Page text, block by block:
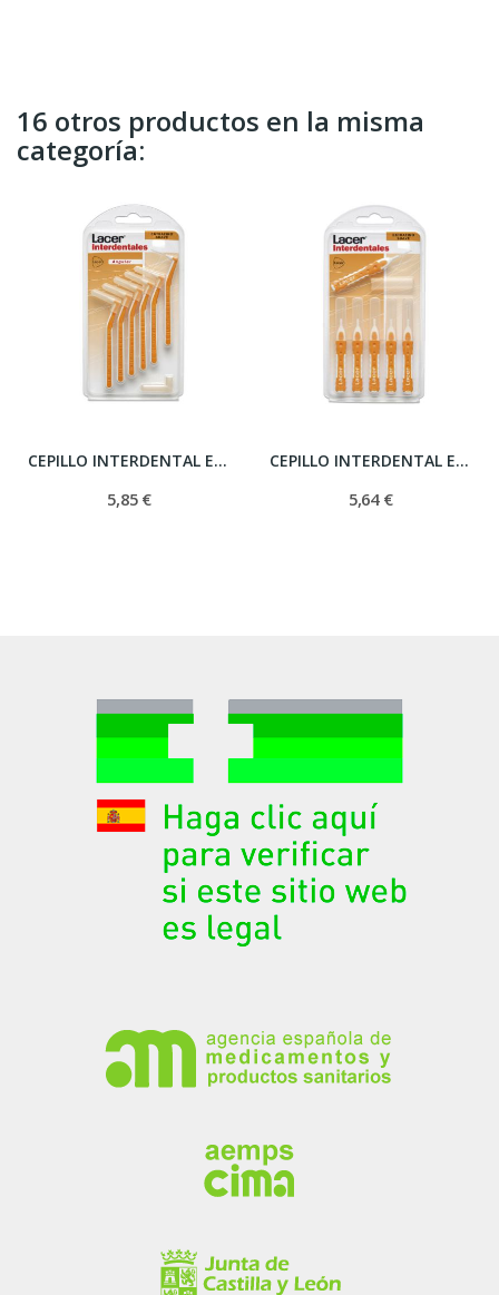
16 otros productos en la misma
categoría:
CEPILLO INTERDENTAL EXTRAFINO SUAVE ANGULAR
5,85 €
CEPILLO INTERDENTAL EXTRAFINO SUAVE
5,64 €